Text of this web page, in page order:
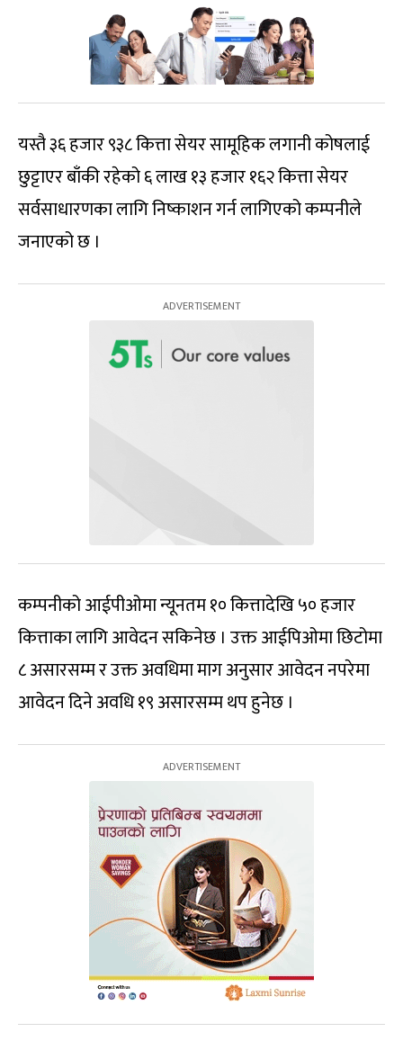
यस्तै ३६ हजार ९३८ कित्ता सेयर सामूहिक लगानी कोषलाई
छुट्टाएर बाँकी रहेको ६ लाख १३ हजार १६२ कित्ता सेयर
सर्वसाधारणका लागि निष्काशन गर्न लागिएको कम्पनीले
जनाएको छ ।
कम्पनीको आईपीओमा न्यूनतम १० कित्तादेखि ५० हजार
कित्ताका लागि आवेदन सकिनेछ । उक्त आईपिओमा छिटोमा
८ असारसम्म र उक्त अवधिमा माग अनुसार आवेदन नपरेमा
आवेदन दिने अवधि १९ असारसम्म थप हुनेछ ।